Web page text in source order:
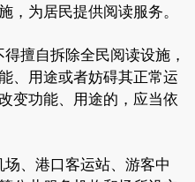
，为居民提供阅读服务。
擅自拆除全民阅读设施，
、用途或者妨碍其正常运
变功能、用途的，应当依
场、港口客运站、游客中